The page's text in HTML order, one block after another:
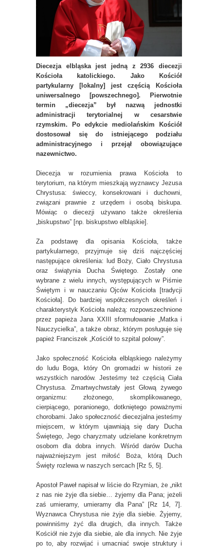
Diecezja elbląska jest jedną z 2936 diecezji
Kościoła katolickiego. Jako Kościół
partykularny [lokalny] jest częścią Kościoła
uniwersalnego [powszechnego]. Pierwotnie
termin „diecezja” był nazwą jednostki
administracji terytorialnej w cesarstwie
rzymskim. Po edykcie mediolańskim Kościół
dostosował się do istniejącego podziału
administracyjnego i przejął obowiązujące
nazewnictwo.
Diecezja w rozumienia prawa Kościoła to
terytorium, na którym mieszkają wyznawcy Jezusa
Chrystusa: świeccy, konsekrowani i duchowni,
związani prawnie z urzędem i osobą biskupa.
Mówiąc o diecezji używano także określenia
„biskupstwo” [np. biskupstwo elbląskie].
Za podstawę dla opisania Kościoła, także
partykularnego, przyjmuje się dziś najczęściej
następujące określenia: lud Boży, Ciało Chrystusa
oraz świątynia Ducha Świętego. Zostały one
wybrane z wielu innych, występujących w Piśmie
Świętym i w nauczaniu Ojców Kościoła [tradycji
Kościoła]. Do bardziej współczesnych określeń i
charakterystyk Kościoła należą: rozpowszechnione
przez papieża Jana XXIII sformułowanie „Matka i
Nauczycielka”, a także obraz, którym posługuje się
papież Franciszek „Kościół to szpital polowy”.
Jako społeczność Kościoła elbląskiego należymy
do ludu Boga, który On gromadzi w historii ze
wszystkich narodów. Jesteśmy też częścią Ciała
Chrystusa. Zmartwychwstały jest Głową żywego
organizmu: złożonego, skomplikowanego,
cierpiącego, poranionego, dotkniętego poważnymi
chorobami. Jako społeczność diecezjalna jesteśmy
miejscem, w którym ujawniają się dary Ducha
Świętego, Jego charyzmaty udzielane konkretnym
osobom dla dobra innych. Wśród darów Ducha
najważniejszym jest miłość Boża, którą Duch
Święty rozlewa w naszych sercach [Rz 5, 5].
Apostoł Paweł napisał w liście do Rzymian, że „nikt
z nas nie żyje dla siebie… żyjemy dla Pana; jeżeli
zaś umieramy, umieramy dla Pana” [Rz 14, 7].
Wyznawca Chrystusa nie żyje dla siebie. Żyjemy,
powinniśmy żyć dla drugich, dla innych. Także
Kościół nie żyje dla siebie, ale dla innych. Nie żyje
po to, aby rozwijać i umacniać swoje struktury i